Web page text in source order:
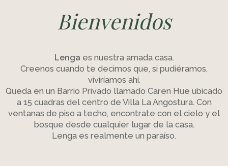
Bienvenidos
Lenga es nuestra amada casa.
Creenos cuando te decimos que, si pudiéramos,
viviríamos ahí.
Queda en un Barrio Privado llamado Caren Hue ubicado
a 15 cuadras del centro de Villa La Angostura. Con
ventanas de piso a techo, encontrate con el cielo y el
bosque desde cualquier lugar de la casa.
Lenga es realmente un paraíso.